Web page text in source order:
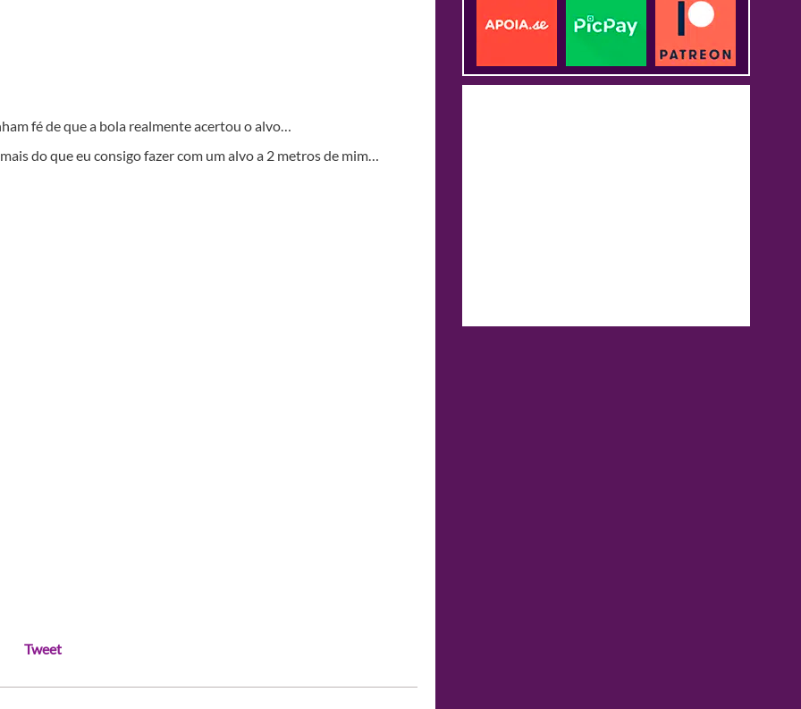
fé de que a bola realmente acertou o alvo…
do que eu consigo fazer com um alvo a 2 metros de mim…
Tweet